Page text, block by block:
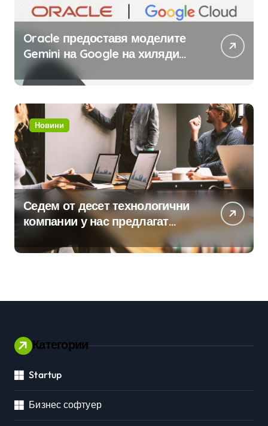
Oracle предоставя моделите
Gemini на Google на хиляди
клиенти на бизнес
приложения
Новини
Седем от десет технологични
компании у нас предлагат
хибридна работа
Категории
Startup
Бизнес софтуер